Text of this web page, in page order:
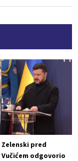
Zelenski pred
Vučićem odgovorio